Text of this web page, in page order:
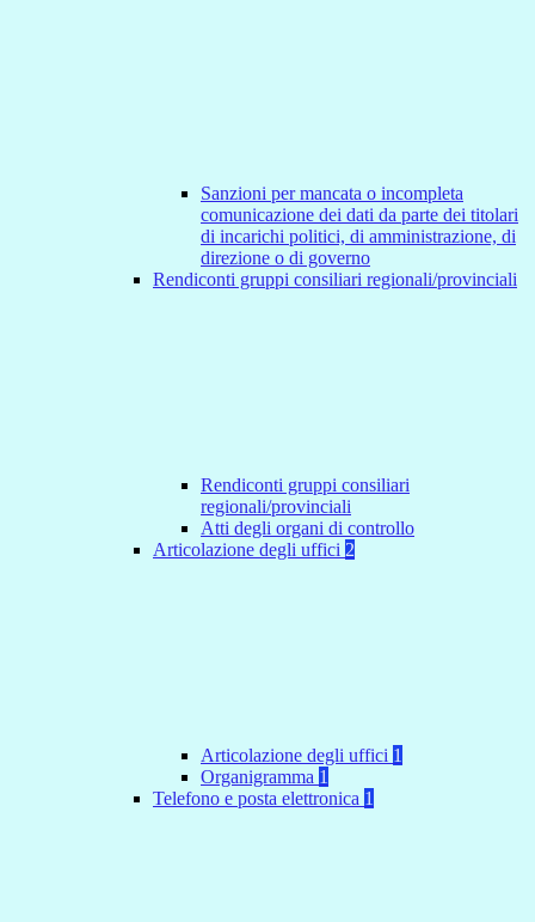
Sanzioni per mancata o incompleta
comunicazione dei dati da parte dei titolari
di incarichi politici, di amministrazione, di
direzione o di governo
Rendiconti gruppi consiliari regionali/provinciali
Rendiconti gruppi consiliari
regionali/provinciali
Atti degli organi di controllo
Articolazione degli uffici 2
Articolazione degli uffici 1
Organigramma 1
Telefono e posta elettronica 1